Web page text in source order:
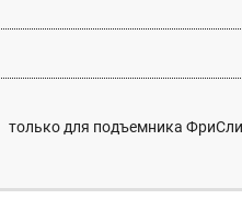
только для подъемника